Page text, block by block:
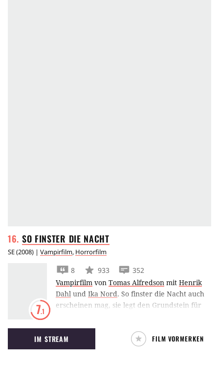
SO FINSTER DIE NACHT
SE(2008) | Vampirfilm, Horrorfilm
7.1
8 933
352
Vampirfilm von Tomas Alfredson mit Henrik
Dahl und Ika Nord. So finster die Nacht auch
erscheinen mag, sie legt den Grundstein für
zwei Außenseitern, einem Jungen und einem
Vampirmädchen. Meisterwerk von Tomas
Alfredson.
IM STREAM FILM VORMERKEN